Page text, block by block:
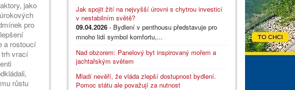
jako
pro
a rostoucí
vrací
růstu
Jak spojit žití na nejvyšší úrovni s chytrou investicí
v nestabilním světě?
09.04.2026 - Bydlení v penthousu představuje pro
mnoho lidí symbol komfortu,...
Nad obzorem: Panelový byt inspirovaný mořem a
jachtařským světem
Mladí nevěří, že vláda zlepší dostupnost bydlení.
Pomoc státu ale považují za nutnost